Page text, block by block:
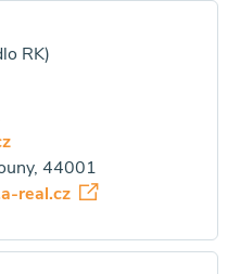
RK)
44001
real.cz